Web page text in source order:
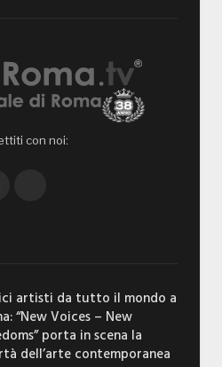
con noi:
artisti da tutto il mondo a
“New Voices – New
porta in scena la
dell’arte contemporanea